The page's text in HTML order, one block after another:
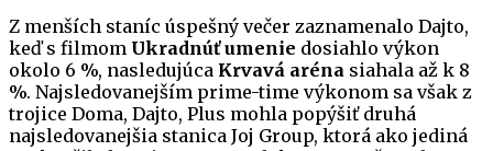
Z menších staníc úspešný večer zaznamenalo Dajto,
keď s filmom Ukradnúť umenie dosiahlo výkon
okolo 6 %, nasledujúca Krvavá aréna siahala až k 8
%. Najsledovanejším prime-time výkonom sa však z
trojice Doma, Dajto, Plus mohla popýšiť druhá
najsledovanejšia stanica Joj Group, ktorá ako jediná